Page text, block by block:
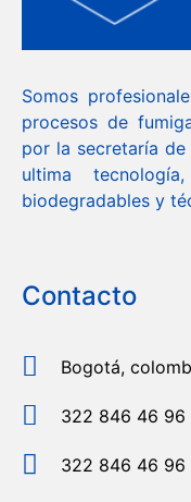
Somos
procesos de
por la secretaría
ultima
biodegradables y
Contacto
Bogotá,
322 846 46 96
322 846 46 96